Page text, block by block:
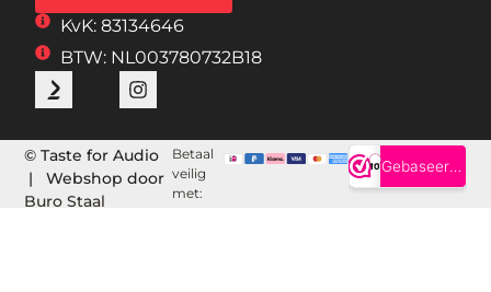
KvK: 83134646
BTW: NL003780732B18
© Taste for Audio
| Webshop door
Buro Staal
Betaal
veilig
met: